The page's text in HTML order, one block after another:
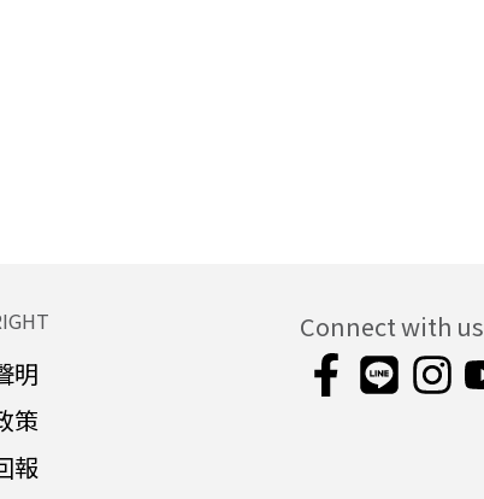
明
策
報
Connect with us